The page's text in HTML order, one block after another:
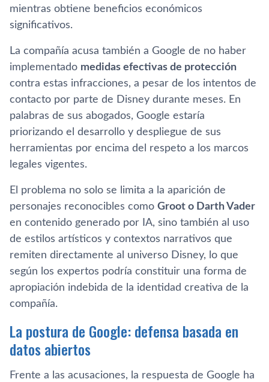
mientras obtiene beneficios económicos
significativos.
La compañía acusa también a Google de no haber
implementado medidas efectivas de protección
contra estas infracciones, a pesar de los intentos de
contacto por parte de Disney durante meses. En
palabras de sus abogados, Google estaría
priorizando el desarrollo y despliegue de sus
herramientas por encima del respeto a los marcos
legales vigentes.
El problema no solo se limita a la aparición de
personajes reconocibles como Groot o Darth Vader
en contenido generado por IA, sino también al uso
de estilos artísticos y contextos narrativos que
remiten directamente al universo Disney, lo que
según los expertos podría constituir una forma de
apropiación indebida de la identidad creativa de la
compañía.
La postura de Google: defensa basada en
datos abiertos
Frente a las acusaciones, la respuesta de Google ha